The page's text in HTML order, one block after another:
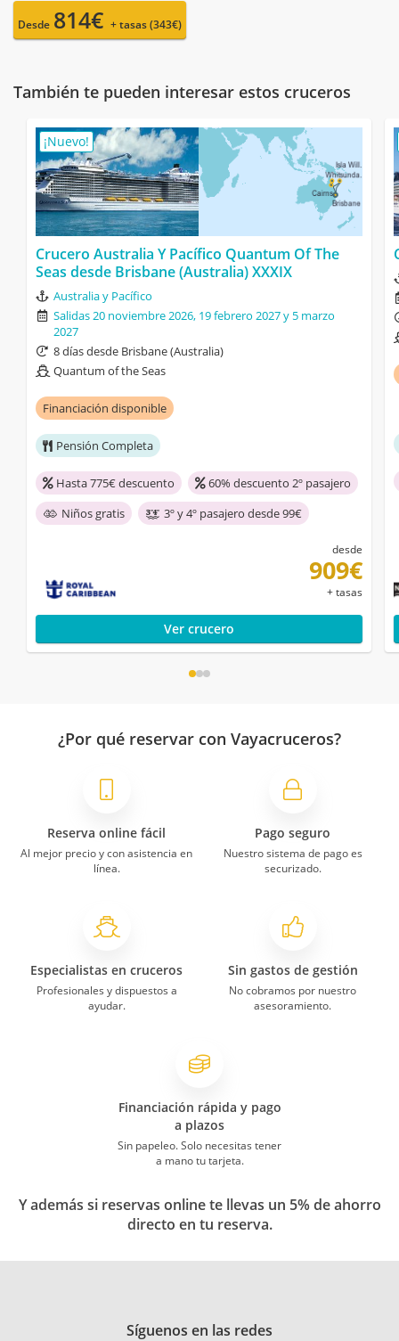
Desde 814€ + tasas (343€)
También te pueden interesar estos cruceros
¡Nuevo!
Crucero Australia Y Pacífico Quantum Of The
Seas desde Brisbane (Australia) XXXIX
Australia y Pacífico
Salidas 20 noviembre 2026, 19 febrero 2027 y 5 marzo
2027
8 días desde Brisbane (Australia)
Quantum of the Seas
Financiación disponible
Pensión Completa
Hasta 775€ descuento
60% descuento 2º pasajero
Niños gratis
3º y 4º pasajero desde 99€
desde
909€
+ tasas
Ver crucero
¿Por qué reservar con Vayacruceros?
Reserva online fácil
Al mejor precio y con asistencia en
línea.
Pago seguro
Nuestro sistema de pago es
securizado.
Especialistas en cruceros
Profesionales y dispuestos a
ayudar.
Sin gastos de gestión
No cobramos por nuestro
asesoramiento.
Financiación rápida y pago
a plazos
Sin papeleo. Solo necesitas tener
a mano tu tarjeta.
Y además si reservas online te llevas un 5% de ahorro
directo en tu reserva.
Síguenos en las redes